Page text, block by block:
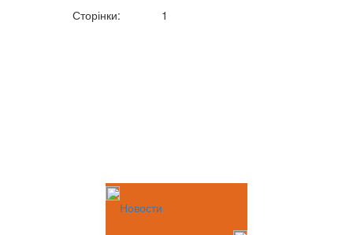
Сторінки: 1
Новости